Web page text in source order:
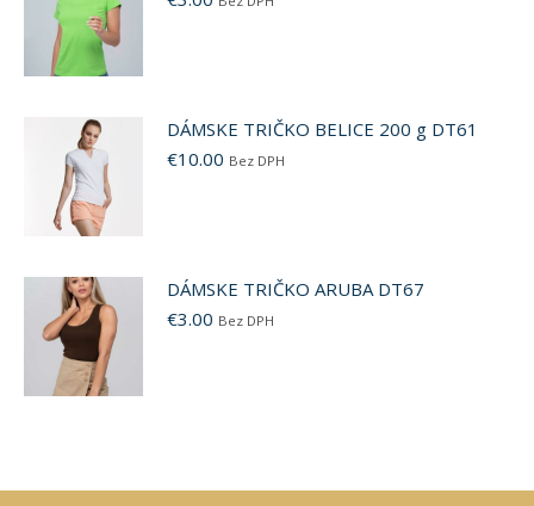
DÁMSKE TRIČKO BELICE 200 g DT61
€10.00 Bez DPH
DÁMSKE TRIČKO ARUBA DT67
€3.00 Bez DPH